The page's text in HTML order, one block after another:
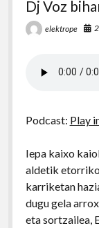
Dj Voz
elektrope
Podcast: Play
Iepa kaixo
aldetik
karriketan
dugu gela
eta sortzailea,